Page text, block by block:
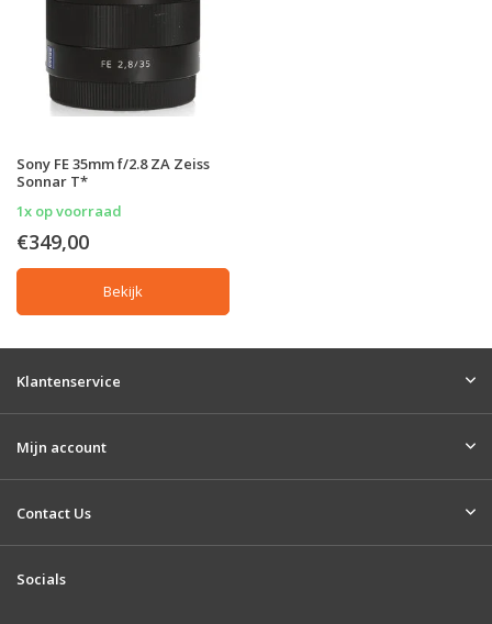
Sony FE 35mm f/2.8 ZA Zeiss
Sonnar T*
1x op voorraad
€349,00
Bekijk
Klantenservice
Mijn account
Contact Us
Socials